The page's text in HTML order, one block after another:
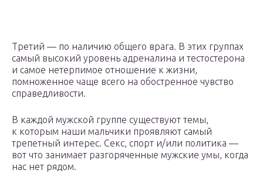
Третий — по наличию общего врага. В этих группах
самый высокий уровень адреналина и тестостерона
и самое нетерпимое отношение к жизни,
помноженное чаще всего на обостренное чувство
справедливости.
В каждой мужской группе существуют темы,
к которым наши мальчики проявляют самый
трепетный интерес. Секс, спорт и/или политика —
вот что занимает разгоряченные мужские умы, когда
нас нет рядом.